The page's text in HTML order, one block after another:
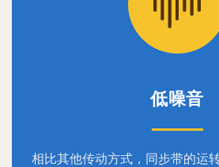
低噪音
相比其他传动方式，同步带的运